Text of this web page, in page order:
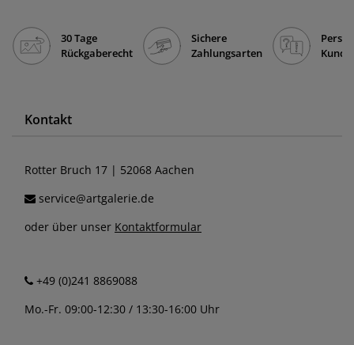
30 Tage
Rückgaberecht
Sichere
Zahlungsarten
Kontakt
Rotter Bruch 17 | 52068 Aachen
service@artgalerie.de
oder über unser Kontaktformular
+49 (0)241 8869088
Mo.-Fr. 09:00-12:30 / 13:30-16:00 Uhr